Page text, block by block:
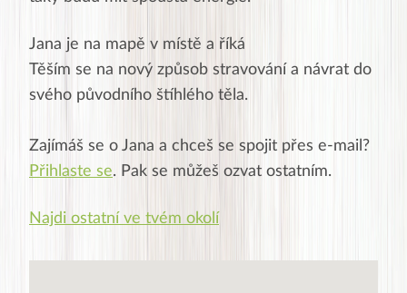
Jana je na mapě v místě a říká
Těším se na nový způsob stravování a návrat do
svého původního štíhlého těla.
Zajímáš se o Jana a chceš se spojit přes e-mail?
Přihlaste se. Pak se můžeš ozvat ostatním.
Najdi ostatní ve tvém okolí